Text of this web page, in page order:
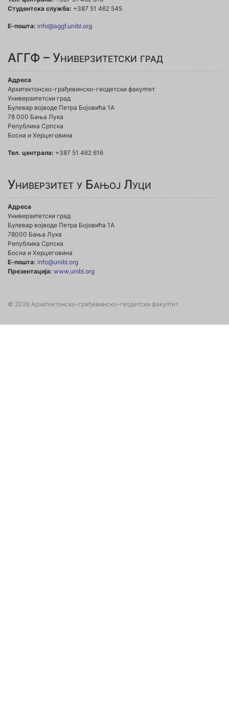
Студентска служба: +387 51 462 545
Е-пошта: info@aggf.unibl.org
АГГФ – Универзитетски град
Адреса
Архитектонско-грађевинско-геодетски факултет
Универзитетски град
Булевар војводе Петра Бојовића 1A
78 000 Бања Лука
Република Српска
Босна и Херцеговина
Тел. централа: +387 51 462 616
Универзитет у Бањој Луци
Адреса
Универзитетски град
Булевар војводе Петра Бојовића 1А
78000 Бања Лука
Република Српска
Босна и Херцеговина
Е-пошта: info@unibl.org
Презентација: www.unibl.org
© 2026 Архитектонско-грађевинско-геодетски факултет